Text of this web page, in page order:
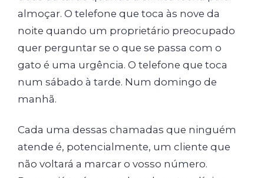
almoçar. O telefone que toca às nove da
noite quando um proprietário preocupado
quer perguntar se o que se passa com o
gato é uma urgência. O telefone que toca
num sábado à tarde. Num domingo de
manhã.
Cada uma dessas chamadas que ninguém
atende é, potencialmente, um cliente que
não voltará a marcar o vosso número.